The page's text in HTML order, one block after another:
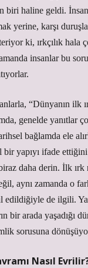
biri haline geldi.
yerine, karşı
ki, ırkçılık hala
insanlar bu
“Dünyanın ilk
genelde yanıtlar
bağlamda ele
bir yapıyı ifade
daha derin. İlk ırk
aynı zamanda o
edildiğiyle de ilgili.
bir arada yaşadığı
sorusuna
Nasıl